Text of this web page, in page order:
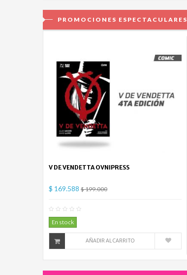
PROMOCIONES ESPECTACULARES
V DE VENDETTA OVNIPRESS
$ 169.588 $ 199.000
En stock
AÑADIR AL CARRITO